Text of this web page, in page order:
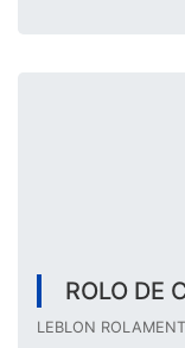
ROLO DE
LEBLON